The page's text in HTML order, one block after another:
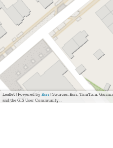
Leaflet | Powered by Esri | Sources: Esri, TomTom,
and the GIS User Community, ,